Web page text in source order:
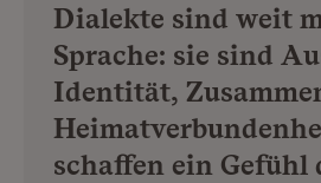
Dialekte sind weit
Sprache: sie sind
Identität,
schaffen ein Gefühl